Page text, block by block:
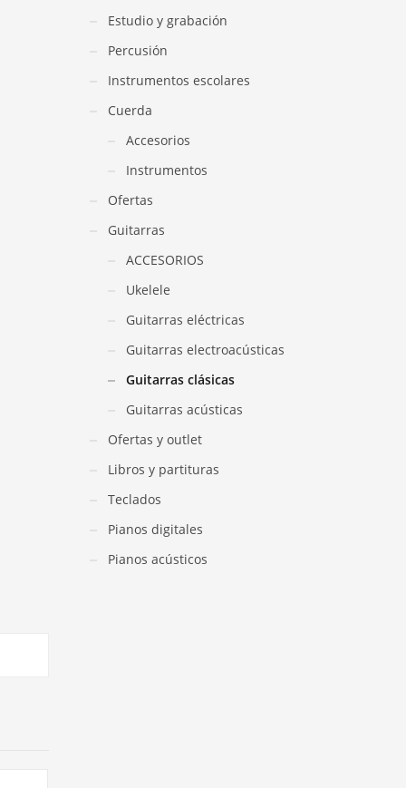
Estudio y grabación
Percusión
Instrumentos escolares
Cuerda
Accesorios
Instrumentos
Ofertas
Guitarras
ACCESORIOS
Ukelele
Guitarras eléctricas
Guitarras electroacústicas
Guitarras clásicas
Guitarras acústicas
Ofertas y outlet
Libros y partituras
Teclados
Pianos digitales
Pianos acústicos